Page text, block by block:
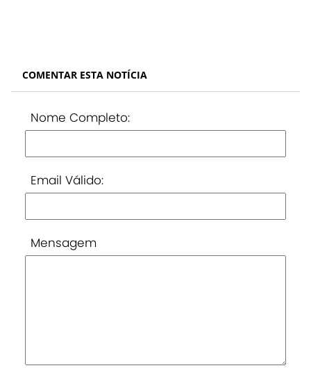
COMENTAR ESTA NOTÍCIA
Nome Completo:
Email Válido:
Mensagem